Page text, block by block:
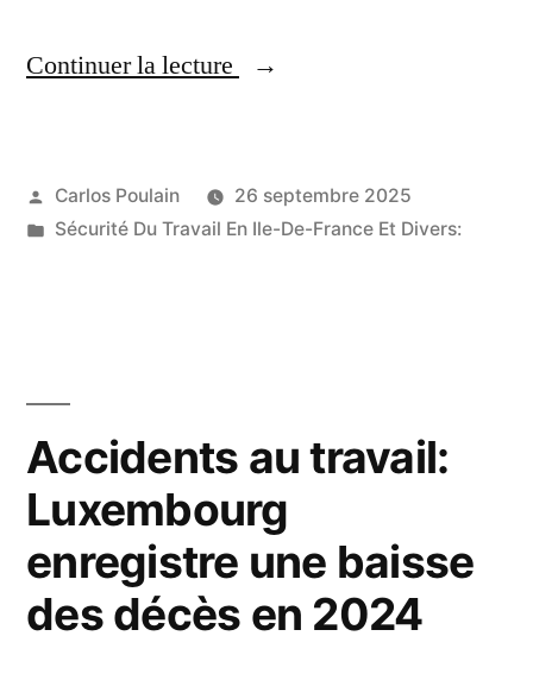
Continuer la lecture
« Accidents
:
an »
Publié
par
Carlos Poulain
26 septembre 2025
Publié
Sécurité Du Travail En Ile-De-France Et Divers:
Accidents au travail:
Luxembourg
enregistre une baisse
des décès en 2024